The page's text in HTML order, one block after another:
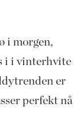
i morgen,
i i vinterhvite
er
perfekt nå